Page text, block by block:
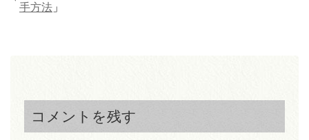
手方法 」
コメントを残す